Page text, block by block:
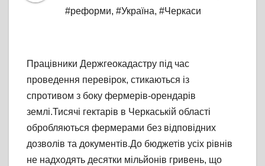
#реформи, #Україна, #Черкаси
Працівники Держгеокадастру під час
проведення перевірок, стикаються із
спротивом з боку фермерів-орендарів
землі.Тисячі гектарів в Черкаській області
обробляються фермерами без відповідних
дозволів та документів.До бюджетів усіх рівнів
не надходять десятки мільйонів гривень, що